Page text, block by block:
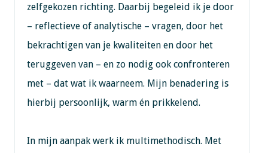
zelfgekozen richting. Daarbij begeleid ik je door
– reflectieve of analytische – vragen, door het
bekrachtigen van je kwaliteiten en door het
teruggeven van – en zo nodig ook confronteren
met – dat wat ik waarneem. Mijn benadering is
hierbij persoonlijk, warm én prikkelend.
In mijn aanpak werk ik multimethodisch. Met